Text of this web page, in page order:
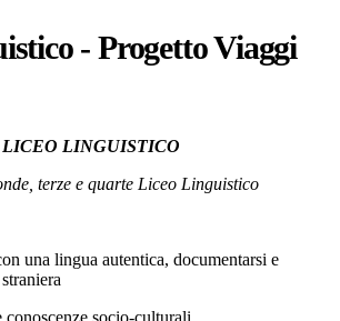
- Progetto Viaggi
LICEO LINGUISTICO
terze e quarte Liceo Linguistico
una lingua autentica, documentarsi e
socio-culturali